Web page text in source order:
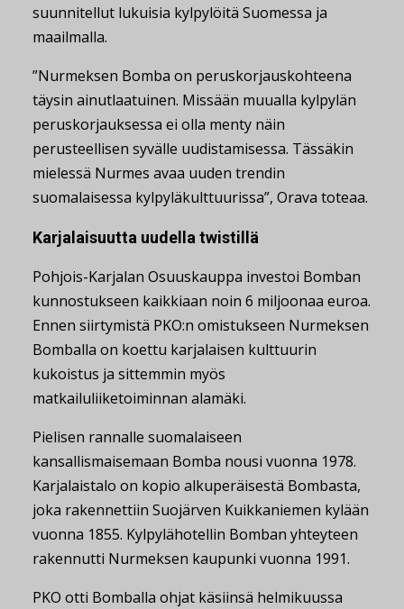
suunnitellut lukuisia kylpylöitä Suomessa ja
maailmalla.
”Nurmeksen Bomba on peruskorjauskohteena
täysin ainutlaatuinen. Missään muualla kylpylän
peruskorjauksessa ei olla menty näin
perusteellisen syvälle uudistamisessa. Tässäkin
mielessä Nurmes avaa uuden trendin
suomalaisessa kylpyläkulttuurissa”, Orava toteaa.
Karjalaisuutta uudella twistillä
Pohjois-Karjalan Osuuskauppa investoi Bomban
kunnostukseen kaikkiaan noin 6 miljoonaa euroa.
Ennen siirtymistä PKO:n omistukseen Nurmeksen
Bomballa on koettu karjalaisen kulttuurin
kukoistus ja sittemmin myös
matkailuliiketoiminnan alamäki.
Pielisen rannalle suomalaiseen
kansallismaisemaan Bomba nousi vuonna 1978.
Karjalaistalo on kopio alkuperäisestä Bombasta,
joka rakennettiin Suojärven Kuikkaniemen kylään
vuonna 1855. Kylpylähotellin Bomban yhteyteen
rakennutti Nurmeksen kaupunki vuonna 1991.
PKO otti Bomballa ohjat käsiinsä helmikuussa